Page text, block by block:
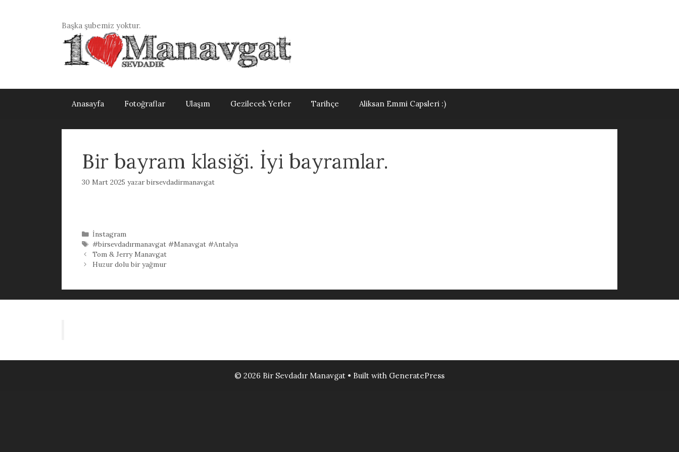
Başka şubemiz yoktur.
Anasayfa Fotoğraflar Ulaşım Gezilecek Yerler Tarihçe Aliksan Emmi Capsleri :)
Bir bayram klasiği. İyi bayramlar.
30 Mart 2025 yazarbirsevdadirmanavgat
Kategoriler
İnstagram
Etiketler
#birsevdadırmanavgat #Manavgat #Antalya
Tom & Jerry Manavgat
Huzur dolu bir yağmur
© 2026 Bir Sevdadır Manavgat • Built with GeneratePress